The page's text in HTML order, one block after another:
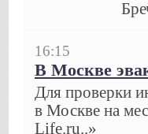
16:15
В Москве
Для проверки
в Москве на
Life.ru..»